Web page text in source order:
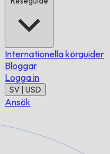
Internationella körguider
Bloggar
Logga in
SV | USD
Ansök